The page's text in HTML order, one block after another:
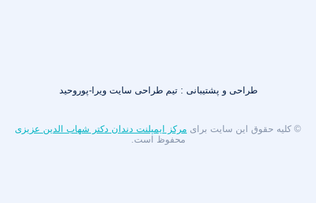
© کلیه حقوق این سایت برای مرکز ایمپلنت دندان دکتر شهاب الدین عزیزی
محفوظ است.
طراحی و پشتیبانی : تیم طراحی سایت ویرا-پوروحید